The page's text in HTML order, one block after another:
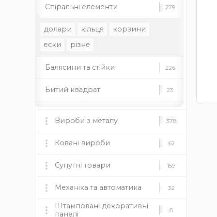
Спіральні елементи 279
долари кільця
корзини
ески
різне
Балясини та стійки 226
Битий квадрат 23
Декоративні накладки 46
Декоративні стійки 37
Декоративні труби 35
Декоративні елементи 46
Профільні труби 22
Вироби з металу 378
Мангали, пічки та аксесуари 60
мангали пічки
Камінні топки BOKAR
Ковані вироби 62
Ковані ворота 9
Ковані огорожі 12
Ковані навіси 8
Супутні товари 159
Пластикові заглушки 37
круглі прямокутні квадратні
Механіка та автоматика 32
Механіка 19
Штамповані декоративні
панелі
8